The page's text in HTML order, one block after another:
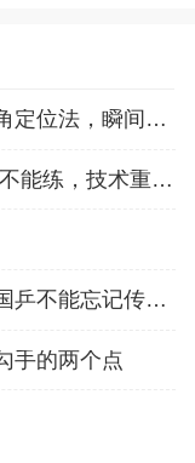
开发打乒乓球的空间感：三角定位法，瞬间找准最佳击球点
业余练乒乓球:反手拧拉不是不能练，技术重点就不在手上
一拍振醒中国体育的春天，国乒不能忘记传奇前辈这份初心！
手的两个点